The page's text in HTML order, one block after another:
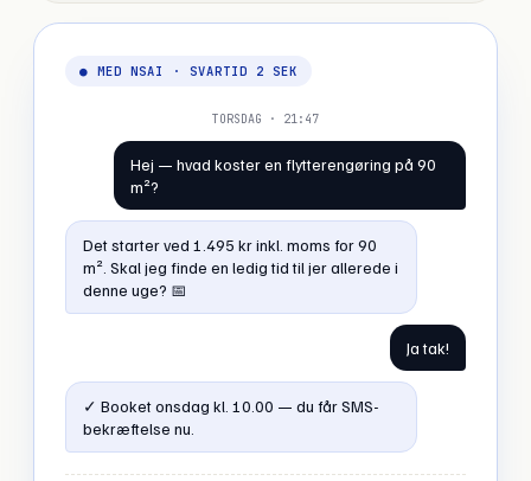
● MED NSAI · SVARTID 2 SEK
TORSDAG · 21:47
Hej — hvad koster en flytterengøring på 90
m²?
Det starter ved 1.495 kr inkl. moms for 90
m². Skal jeg finde en ledig tid til jer allerede i
denne uge? 📅
Ja tak!
✓ Booket onsdag kl. 10.00 — du får SMS-
bekræftelse nu.